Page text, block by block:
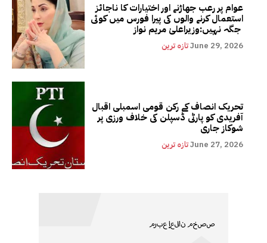
عوام پر رعب جھاڑنے اور اختیارات کا ناجائز
استعمال کرنے والوں کی پیرا فورس میں کوئی
تازہ ترینJune 29, 2026
تحریک انصاف کے رکن قومی اسمبلی اقبال
آفریدی کو پارٹی ڈسپلن کی خلاف ورزی پر
شوکاز جاری
تازہ ترینJune 27, 2026